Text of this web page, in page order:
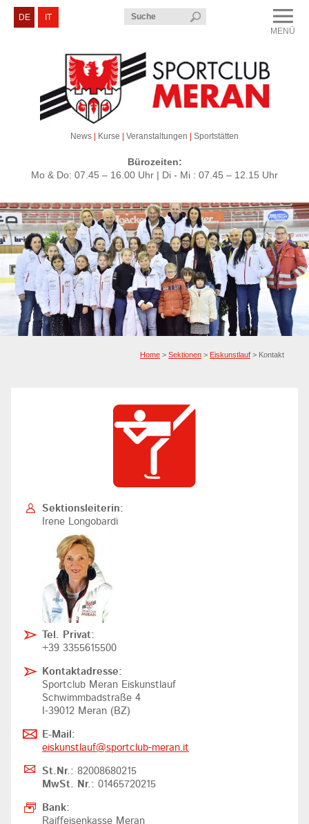
News | Kurse | Veranstaltungen | Sportstätten
Bürozeiten:
Mo & Do: 07.45 – 16.00 Uhr | Di - Mi : 07.45 – 12.15 Uhr
DE
IT
MENÜ
Menü CLOSE
Sportclub Meran
Kurse & Veranstaltungen
Sektionen
Service & Kontakt
Home > Sektionen > Eiskunstlauf > Kontakt
Sektionsleiterin:
Irene Longobardi
Tel. Privat:
+39 3355615500
Kontaktadresse:
Sportclub Meran Eiskunstlauf
Schwimmbadstraße 4
I-39012 Meran (BZ)
E-Mail:
eiskunstlauf@sportclub-meran.it
St.Nr.: 82008680215
MwSt. Nr.: 01465720215
Bank:
Raiffeisenkasse Meran